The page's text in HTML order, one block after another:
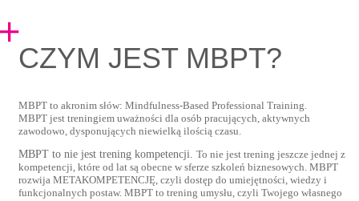
CZYM JEST MBPT?
MBPT to akronim słów: Mindfulness-Based Professional Training.
MBPT jest treningiem uważności dla osób pracujących, aktywnych
zawodowo, dysponujących niewielką ilością czasu.
MBPT to nie jest trening kompetencji. To nie jest trening jeszcze jednej z
kompetencji, które od lat są obecne w sferze szkoleń biznesowych. MBPT
rozwija METAKOMPETENCJĘ, czyli dostęp do umiejętności, wiedzy i
funkcjonalnych postaw. MBPT to trening umysłu, czyli Twojego własnego